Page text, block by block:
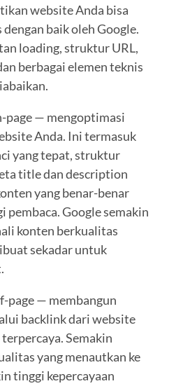
website Anda bisa
baik oleh Google.
loading, struktur URL,
berbagai elemen teknis
page — mengoptimasi
Anda. Ini termasuk
yang tepat, struktur
title dan description
yang benar-benar
pembaca. Google semakin
konten berkualitas
sekadar untuk
page — membangun
backlink dari website
Semakin
yang menautkan ke
tinggi kepercayaan